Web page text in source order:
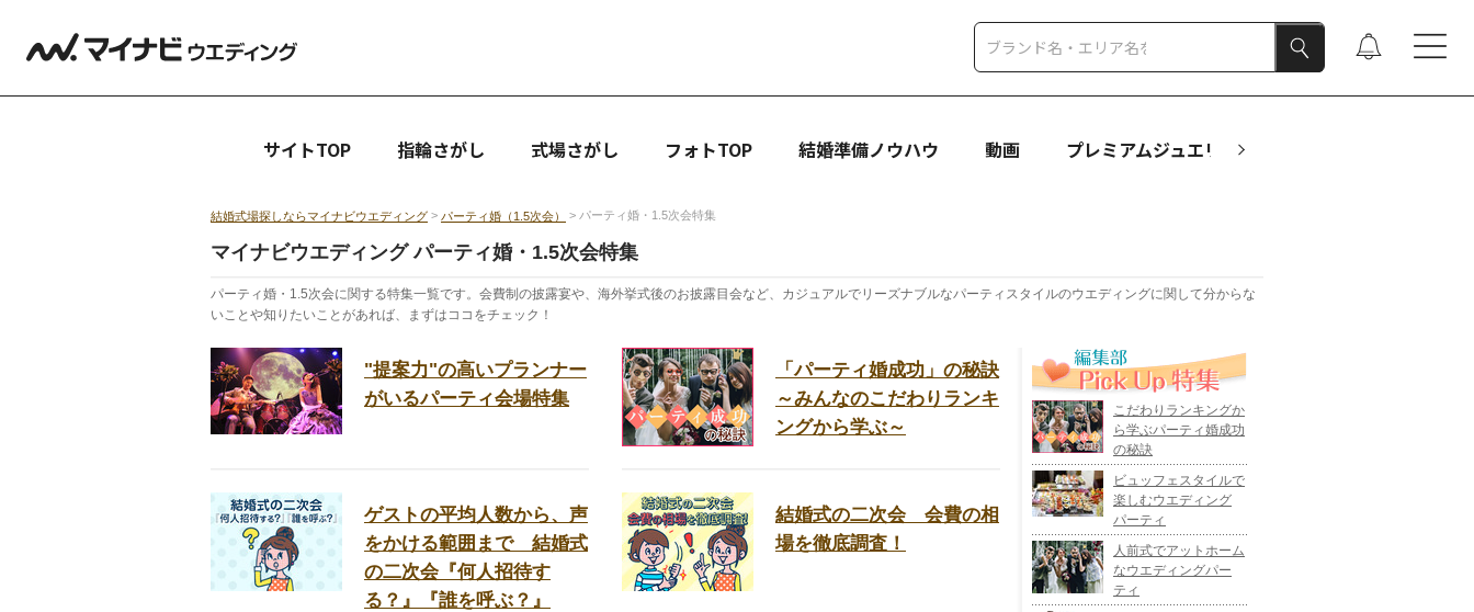
サイトTOP 指輪さがし 式場さがし フォトTOP 結婚準備ノウハウ 動画 プレミアムジュエリー
結婚式場探しならマイナビウエディング > パーティ婚（1.5次会） > パーティ婚・1.5次会特集
マイナビウエディング パーティ婚・1.5次会特集
パーティ婚・1.5次会に関する特集一覧です。会費制の披露宴や、海外挙式後のお披露目会など、カジュアルでリーズナブルなパーティスタイルのウエディングに関して分からな
いことや知りたいことがあれば、まずはココをチェック！
こだわりランキングか
ら学ぶパーティ婚成功
の秘訣
ビュッフェスタイルで
楽しむウエディング
パーティ
人前式でアットホーム
なウエディングパー
ティ
"提案力"の高いプランナー
がいるパーティ会場特集
「パーティ婚成功」の秘訣
～みんなのこだわりランキ
ングから学ぶ～
ゲストの平均人数から、声
をかける範囲まで 結婚式
の二次会『何人招待す
る？』『誰を呼ぶ？』
結婚式の二次会 会費の相
場を徹底調査！